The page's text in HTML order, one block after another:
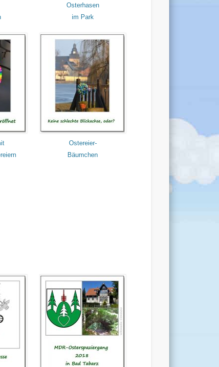
Osterhasen
im Park
Ostereier-
Bäumchen